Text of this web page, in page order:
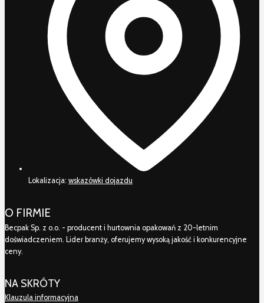
Lokalizacja: wskazówki dojazdu
O FIRMIE
Becpak Sp. z o.o. - producent i hurtownia opakowań z 20-letnim
doświadczeniem. Lider branży, oferujemy wysoką jakość i konkurencyjne
ceny.
NA SKRÓTY
Klauzula informacyjna